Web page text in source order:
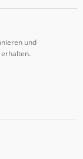
und